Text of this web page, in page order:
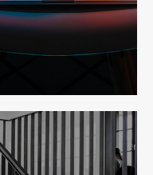
码和后台要先写清